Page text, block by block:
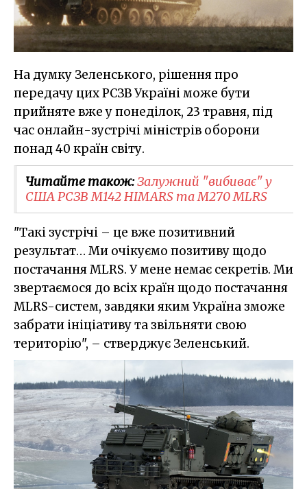
На думку Зеленського, рішення про
передачу цих РСЗВ Україні може бути
прийняте вже у понеділок, 23 травня, під
час онлайн-зустрічі міністрів оборони
понад 40 країн світу.
Читайте також:Залужний "вибиває" у
США РСЗВ M142 HIMARS та М270 MLRS
"Такі зустрічі – це вже позитивний
результат… Ми очікуємо позитиву щодо
постачання MLRS. У мене немає секретів. Ми
звертаємося до всіх країн щодо постачання
MLRS-систем, завдяки яким Україна зможе
забрати ініціативу та звільняти свою
територію", – стверджує Зеленський.